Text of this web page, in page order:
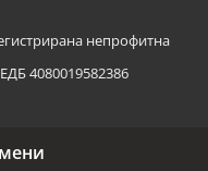
непрофитна
4080019582386